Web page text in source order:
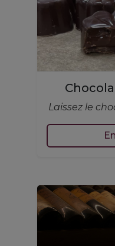
Laissez le